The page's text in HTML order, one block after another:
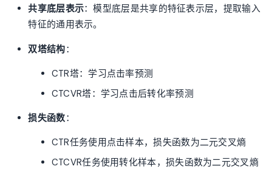
共享底层表示：模型底层是共享的特征表示层，提取输入
特征的通用表示。
双塔结构：
CTR塔：学习点击率预测
CTCVR塔：学习点击后转化率预测
损失函数：
CTR任务使用点击样本，损失函数为二元交叉熵
CTCVR任务使用转化样本，损失函数为二元交叉熵